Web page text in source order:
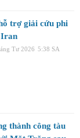
trợ giải cứu phi
Iran
Tư 2026 5:38 SA
thành công tàu